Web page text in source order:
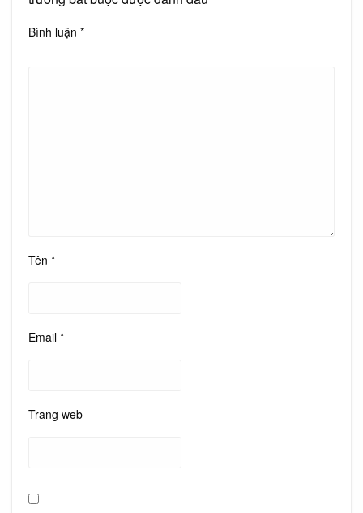
Bình luận *
Tên *
Email *
Trang web